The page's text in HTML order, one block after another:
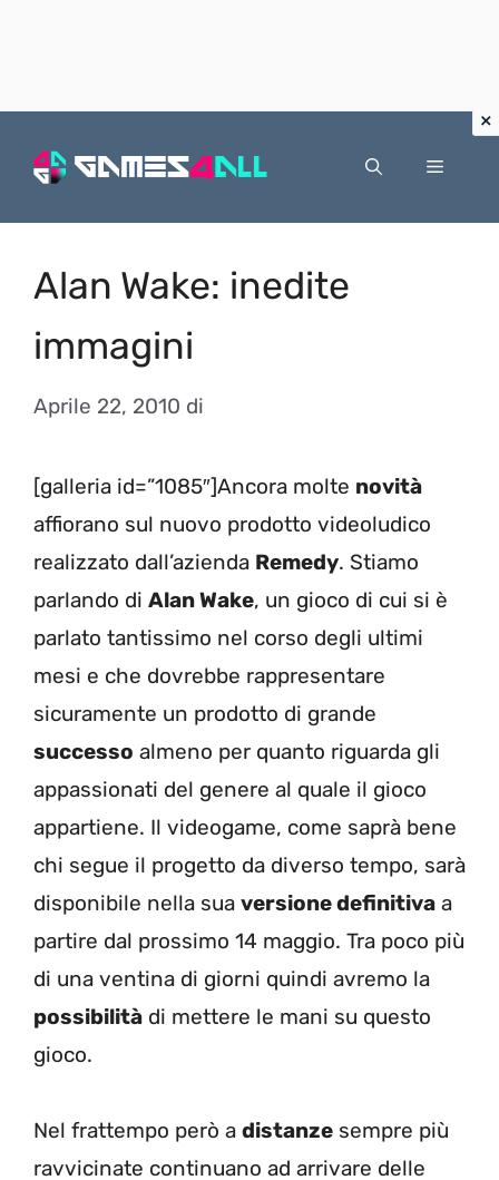
Menu
Alan Wake: inedite
immagini
Aprile 22, 2010 di
[galleria id=”1085″]Ancora molte novità
affiorano sul nuovo prodotto videoludico
realizzato dall’azienda Remedy. Stiamo
parlando di Alan Wake, un gioco di cui si è
parlato tantissimo nel corso degli ultimi
mesi e che dovrebbe rappresentare
sicuramente un prodotto di grande
successo almeno per quanto riguarda gli
appassionati del genere al quale il gioco
appartiene. Il videogame, come saprà bene
chi segue il progetto da diverso tempo, sarà
disponibile nella sua versione definitiva a
partire dal prossimo 14 maggio. Tra poco più
di una ventina di giorni quindi avremo la
possibilità di mettere le mani su questo
gioco.
Nel frattempo però a distanze sempre più
ravvicinate continuano ad arrivare delle